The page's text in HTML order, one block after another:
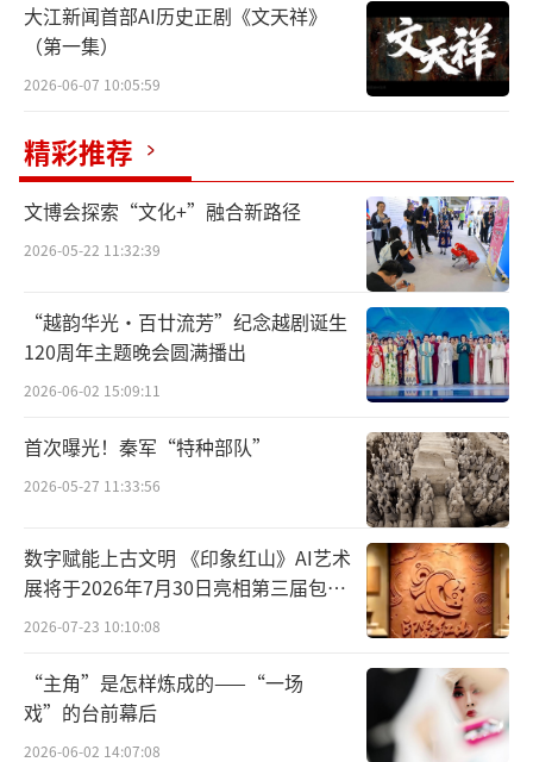
记者看到，戏院保留了融合西方罗马建筑
风格的外立面，在内部新增展览区域，升级了4
个剧场。大剧场以演出季模式为主，主打戏曲
名家名剧名团的展演；魔术微剧场、多功能小
剧场侧重周期性演出，提供魔术表演、小型滑
稽戏、脱口秀、相声等；二楼的沁兰剧场将打
造一台环境式驻演戏曲，让观众无论何时都能
开幕演出季期间，北京京剧院《穆桂英挂
帅》、上海昆剧团《白蛇传》、沪语版话剧
《雷雨》等经典演出将轮番上演。
“我们还将推出‘国风国潮’系列，包括
年轻人喜欢的王珮瑜京剧清音会，二十四伎乐
音乐会《唐宫夜宴》《宋遇东坡》等。”苏州
文化投资发展集团党委书记、董事长、总经理
陈龙介绍，2月至3月，开明大戏院将推出超200
场演出和活动，并将启动常态化经典戏曲电影
放映计划。
大江新闻首部AI历史正剧《文天祥》
（第一集）
2026-06-07 10:05:59
精彩推荐
文博会探索“文化+”融合新路径
2026-05-22 11:32:39
“越韵华光·百廿流芳”纪念越剧诞生
120周年主题晚会圆满播出
2026-06-02 15:09:11
首次曝光！秦军“特种部队”
2026-05-27 11:33:56
数字赋能上古文明 《印象红山》AI艺术
展将于2026年7月30日亮相第三届包头
艺博会
2026-07-23 10:10:08
“主角”是怎样炼成的——“一场
戏”的台前幕后
2026-06-02 14:07:08